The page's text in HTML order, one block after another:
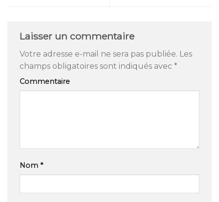
Laisser un commentaire
Votre adresse e-mail ne sera pas publiée. Les
champs obligatoires sont indiqués avec *
Commentaire
Nom *